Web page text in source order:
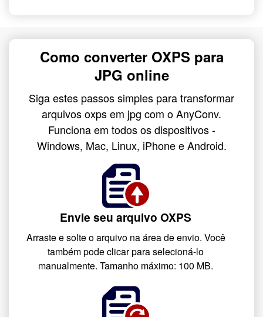
Como converter OXPS para
JPG online
Siga estes passos simples para transformar
arquivos oxps em jpg com o AnyConv.
Funciona em todos os dispositivos -
Windows, Mac, Linux, iPhone e Android.
Envie seu arquivo OXPS
Arraste e solte o arquivo na área de envio. Você
também pode clicar para selecioná-lo
manualmente. Tamanho máximo: 100 MB.